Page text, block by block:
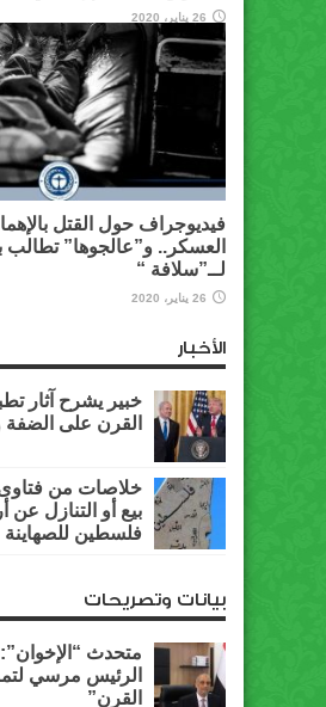
26 يناير، 2020
فيديوجراف حول القتل
العسكر.. و”عالجوها” تطالب
لــ”سلافة “
26 يناير، 2020
الأخبار
خبير يشرح آثار
القرن على
خلاصات من فتاوى
بيع أو التنازل عن
فلسطين للصهاينة
بيانات وتصريحات
متحدث “الإخوان”:
الرئيس مرسي
القرن”